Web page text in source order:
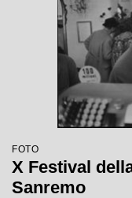
FOTO
X Festival
Sanremo